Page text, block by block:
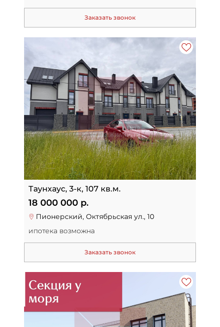
Заказать звонок
Таунхаус, 3-к, 107 кв.м.
18 000 000 р.
Пионерский, Октябрьская ул., 10
ипотека возможна
Заказать звонок